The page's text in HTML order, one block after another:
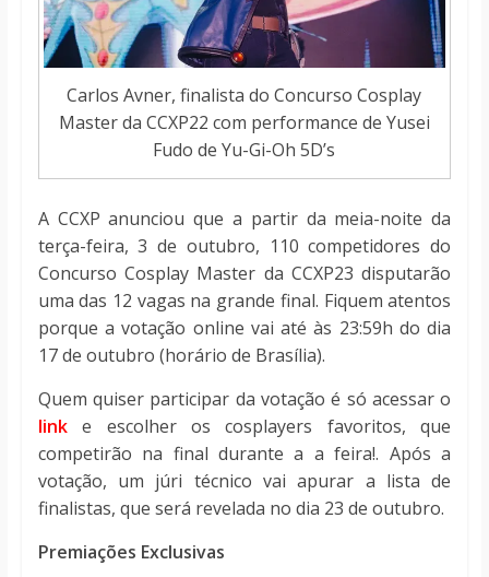
Carlos Avner, finalista do Concurso Cosplay
Master da CCXP22 com performance de Yusei
Fudo de Yu-Gi-Oh 5D’s
A CCXP anunciou que a partir da meia-noite da
terça-feira, 3 de outubro, 110 competidores do
Concurso Cosplay Master da CCXP23 disputarão
uma das 12 vagas na grande final. Fiquem atentos
porque a votação online vai até às 23:59h do dia
17 de outubro (horário de Brasília).
Quem quiser participar da votação é só acessar o
linke escolher os cosplayers favoritos, que
competirão na final durante a a feira!. Após a
votação, um júri técnico vai apurar a lista de
finalistas, que será revelada no dia 23 de outubro.
Premiações Exclusivas